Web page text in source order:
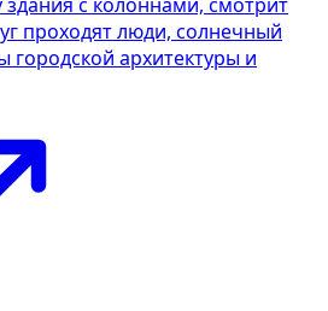
проходят люди, солнечный
городской архитектуры и